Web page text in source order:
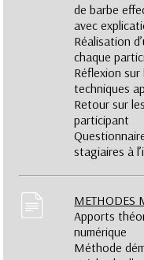
de barbe
avec
Réalisation
chaque
Réflexion
techniques
Retour sur
participant
stagiaires à
METHODES
Apports
numérique
Méthode